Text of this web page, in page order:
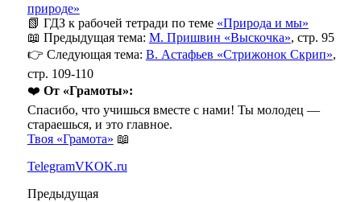
природе»
📗 ГДЗ к рабочей тетради по теме «Природа и мы»
📖 Предыдущая тема: М. Пришвин «Выскочка», стр. 95
👉 Следующая тема: В. Астафьев «Стрижонок Скрип»,
стр. 109-110
❤️ От «Грамоты»:
Спасибо, что учишься вместе с нами! Ты молодец —
стараешься, и это главное.
Твоя «Грамота» 📖
TelegramVKOK.ru
Предыдущая